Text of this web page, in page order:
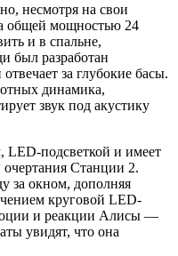
несмотря на свои
общей мощностью 24
и в спальне,
был разработан
за глубокие басы.
динамика,
звук под акустику
подсветкой и имеет
Станции 2.
за окном, дополняя
круговой LED-
и реакции Алисы —
увидят, что она